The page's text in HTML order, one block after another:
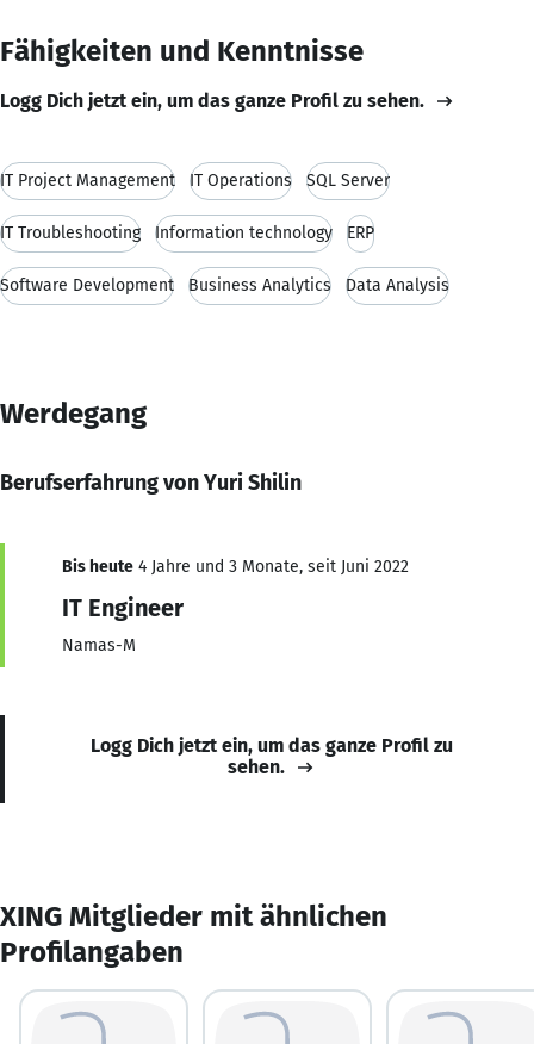
Fähigkeiten und Kenntnisse
Logg Dich jetzt ein, um das ganze Profil zu sehen.
IT Project Management IT Operations SQL Server
IT Troubleshooting Information technology ERP
Software Development Business Analytics Data Analysis
Werdegang
Berufserfahrung von Yuri Shilin
Bis heute 4 Jahre und 3 Monate, seit Juni 2022
IT Engineer
Namas-M
Logg Dich jetzt ein, um das ganze Profil zu
sehen.
XING Mitglieder mit ähnlichen
Profilangaben